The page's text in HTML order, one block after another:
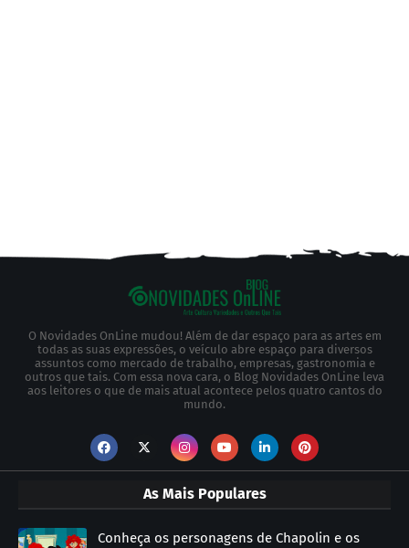
O Novidades OnLine mudou! Além de dar espaço para as artes em
todas as suas expressões, o veículo abre espaço para diversos
assuntos como mercado de trabalho, empresas, gastronomia e
outros que tais. Com essa nova cara, o Blog Novidades OnLine leva
aos leitores o que de mais atual acontece pelos quatro cantos do
mundo.
As Mais Populares
Conheça os personagens de Chapolin e os